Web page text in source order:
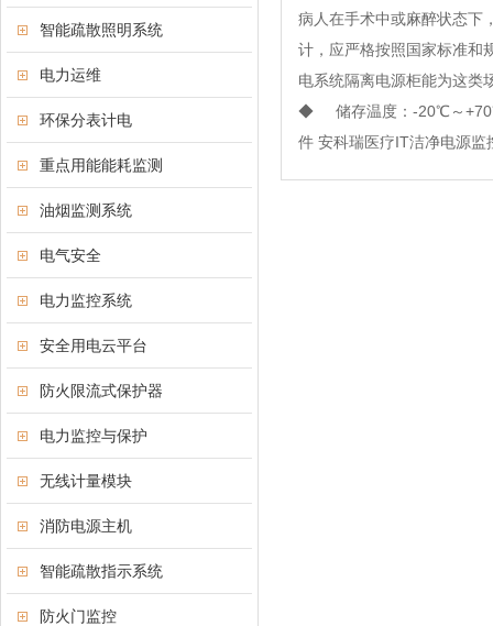
智能疏散照明系统
电力运维
环保分表计电
重点用能能耗监测
油烟监测系统
电气安全
电力监控系统
安全用电云平台
防火限流式保护器
电力监控与保护
无线计量模块
消防电源主机
智能疏散指示系统
防火门监控
病人在手术中或麻醉状态下
计，应严格按照国家标准和
电系统隔离电源柜能为这
◆ 储存温度：-20℃～
件 安科瑞医疗IT洁净电源